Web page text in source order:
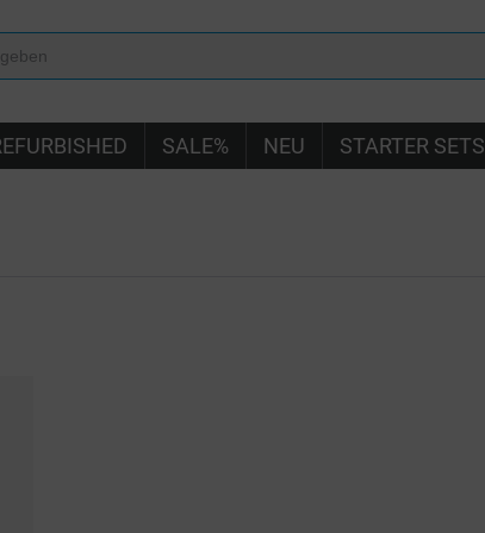
SALE% NEU STARTER SETS